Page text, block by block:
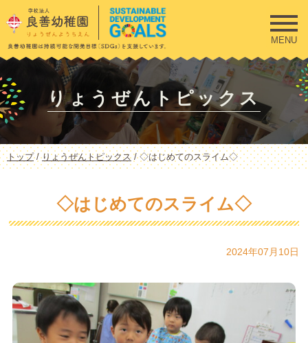
このページの本文へ
MENU
りょうぜんトピックス
現
在
トップ/りょうぜんトピックス /◇はじめてのスライム◇
◇はじめてのスライム◇
2024年07月10日